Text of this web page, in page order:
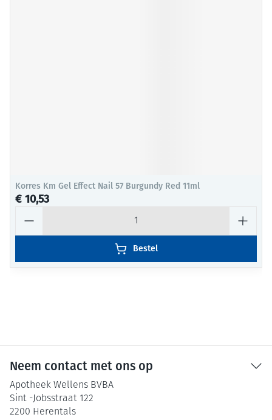
Korres Km Gel Effect Nail 57 Burgundy Red 11ml
€ 10,53
Bestel
Neem contact met ons op
Apotheek Wellens BVBA
Sint -Jobsstraat 122
2200 Herentals